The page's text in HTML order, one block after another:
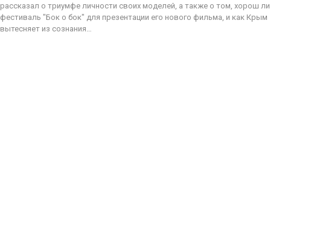
рассказал о триумфе личности своих моделей, а также о том, хорош ли
фестиваль "Бок о бок" для презентации его нового фильма, и как Крым
вытесняет из сознания…